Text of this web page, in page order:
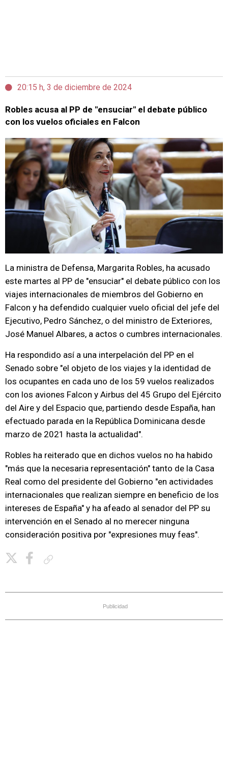
20:15 h, 3 de diciembre de 2024
Robles acusa al PP de "ensuciar" el debate público
con los vuelos oficiales en Falcon
La ministra de Defensa, Margarita Robles, ha acusado
este martes al PP de "ensuciar" el debate público con los
viajes internacionales de miembros del Gobierno en
Falcon y ha defendido cualquier vuelo oficial del jefe del
Ejecutivo, Pedro Sánchez, o del ministro de Exteriores,
José Manuel Albares, a actos o cumbres internacionales.
Ha respondido así a una interpelación del PP en el
Senado sobre "el objeto de los viajes y la identidad de
los ocupantes en cada uno de los 59 vuelos realizados
con los aviones Falcon y Airbus del 45 Grupo del Ejército
del Aire y del Espacio que, partiendo desde España, han
efectuado parada en la República Dominicana desde
marzo de 2021 hasta la actualidad".
Robles ha reiterado que en dichos vuelos no ha habido
"más que la necesaria representación" tanto de la Casa
Real como del presidente del Gobierno "en actividades
internacionales que realizan siempre en beneficio de los
intereses de España" y ha afeado al senador del PP su
intervención en el Senado al no merecer ninguna
consideración positiva por "expresiones muy feas".
Publicidad